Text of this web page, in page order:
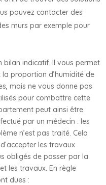
pouvez contacter des
murs par exemple pour
bilan indicatif. Il vous permet
proportion d’humidité de
mais ne vous donne pas
pour combattre cette
peut ainsi être
par un médecin : les
n’est pas traité. Cela
les travaux
obligés de passer par la
les travaux. En règle
dues :